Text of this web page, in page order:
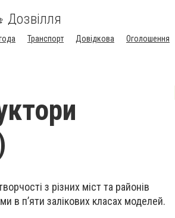
Дозвілля
Транспорт Довідкова Оголошення
з різних міст та районів
в п’яти залікових класах моделей.